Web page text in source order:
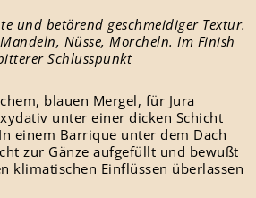
und betörend geschmeidiger Textur.
Nüsse, Morcheln. Im Finish
Schlusspunkt
blauen Mergel, für Jura
unter einer dicken Schicht
einem Barrique unter dem Dach
zur Gänze aufgefüllt und bewußt
klimatischen Einflüssen überlassen